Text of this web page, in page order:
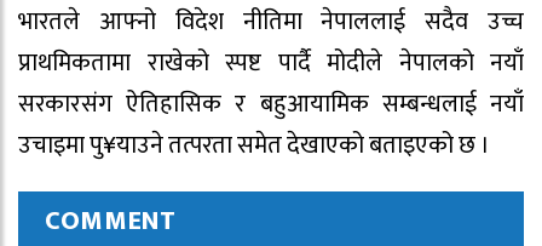
भारतले आफ्नो विदेश नीतिमा नेपाललाई सदैव उच्च
प्राथमिकतामा राखेको स्पष्ट पार्दै मोदीले नेपालको नयाँ
सरकारसंग ऐतिहासिक र बहुआयामिक सम्बन्धलाई नयाँ
उचाइमा पु¥याउने तत्परता समेत देखाएको बताइएको छ ।
COMMENT